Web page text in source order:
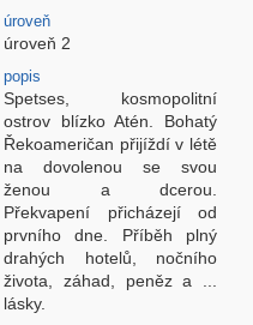
úroveň
úroveň 2
popis
Spetses, kosmopolitní
ostrov blízko Atén. Bohatý
Řekoameričan přijíždí v létě
na dovolenou se svou
ženou a dcerou.
Překvapení přicházejí od
prvního dne. Příběh plný
drahých hotelů, nočního
života, záhad, peněz a ...
lásky.